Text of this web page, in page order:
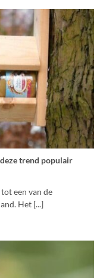
trend populair
een van de
Het [...]